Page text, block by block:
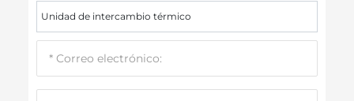
Unidad de intercambio térmico